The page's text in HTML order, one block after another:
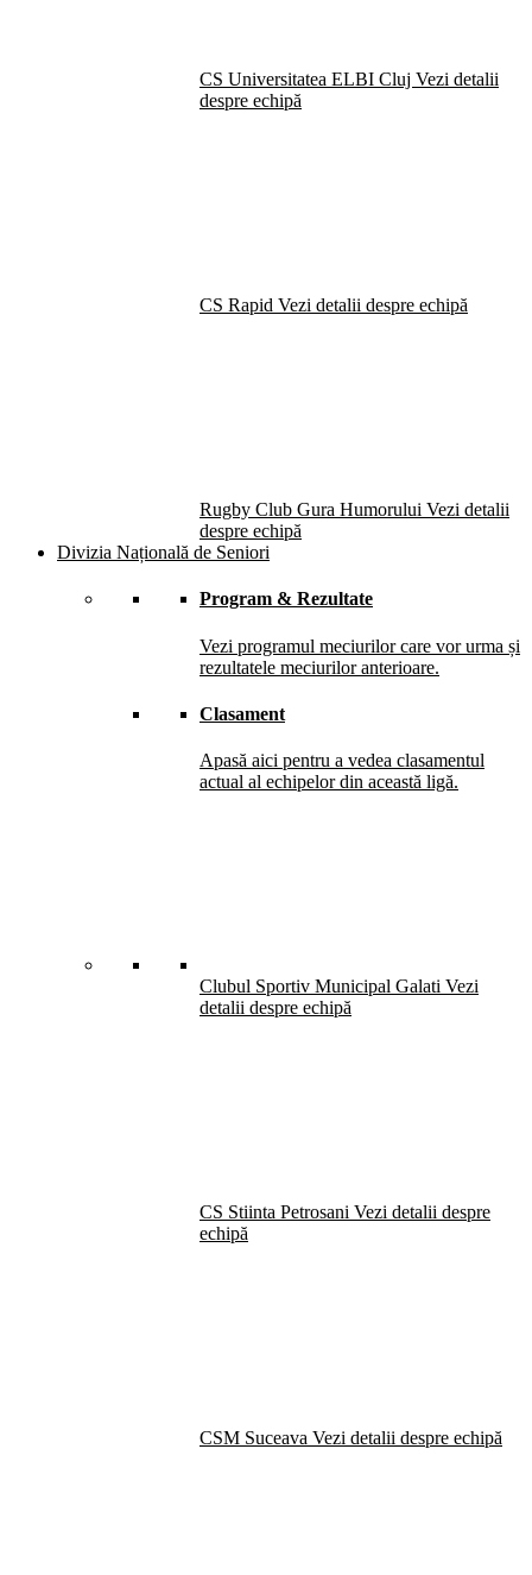
CS Universitatea ELBI Cluj Vezi detalii
despre echipă
CS Rapid Vezi detalii despre echipă
Rugby Club Gura Humorului Vezi detalii
despre echipă
Divizia Națională de Seniori
Program & Rezultate
Vezi programul meciurilor care vor urma și
rezultatele meciurilor anterioare.
Clasament
Apasă aici pentru a vedea clasamentul
actual al echipelor din această ligă.
Clubul Sportiv Municipal Galati Vezi
detalii despre echipă
CS Stiinta Petrosani Vezi detalii despre
echipă
CSM Suceava Vezi detalii despre echipă